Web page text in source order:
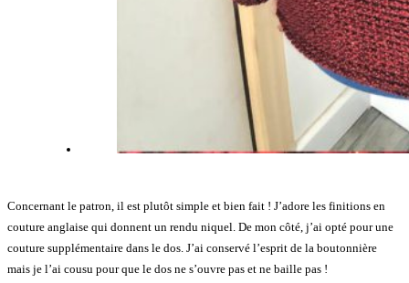
Concernant le patron, il est plutôt simple et bien fait ! J’adore les finitions en
couture anglaise qui donnent un rendu niquel. De mon côté, j’ai opté pour une
couture supplémentaire dans le dos. J’ai conservé l’esprit de la boutonnière
mais je l’ai cousu pour que le dos ne s’ouvre pas et ne baille pas !